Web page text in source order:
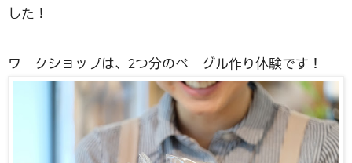
した！
ワークショップは、2つ分のベーグル作り体験です！